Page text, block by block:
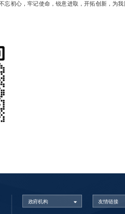
初心，牢记使命，锐意进取，开拓创新，为
政府机构 友情链接